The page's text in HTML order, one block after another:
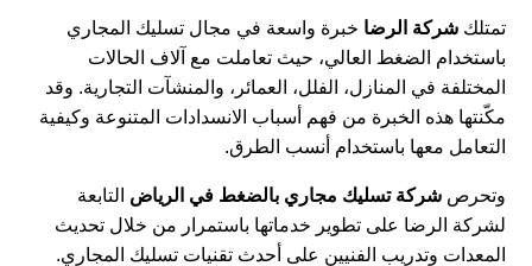
تمتلكشركة الرضا خبرة واسعة في مجال تسليك المجاري
باستخدام الضغط العالي، حيث تعاملت مع آلاف الحالات
المختلفة في المنازل، الفلل، العمائر، والمنشآت التجارية. وقد
مكّنتها هذه الخبرة من فهم أسباب الانسدادات المتنوعة وكيفية
التعامل معها باستخدام أنسب الطرق.
وتحرصشركة تسليك مجاري بالضغط في الرياض التابعة
لشركة الرضا على تطوير خدماتها باستمرار من خلال تحديث
المعدات وتدريب الفنيين على أحدث تقنيات تسليك المجاري.